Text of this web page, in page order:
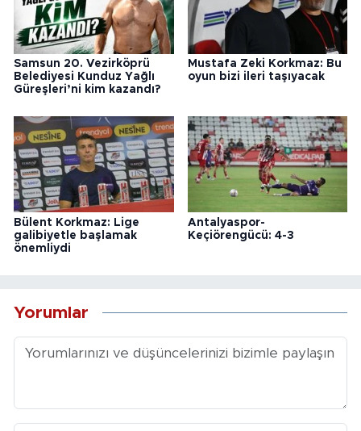
Samsun 20. Vezirköprü
Belediyesi Kunduz Yağlı
Güreşleri’ni kim kazandı?
Mustafa Zeki Korkmaz: Bu
oyun bizi ileri taşıyacak
Bülent Korkmaz: Lige
galibiyetle başlamak
önemliydi
Antalyaspor-
Keçiörengücü: 4-3
Yorumlar